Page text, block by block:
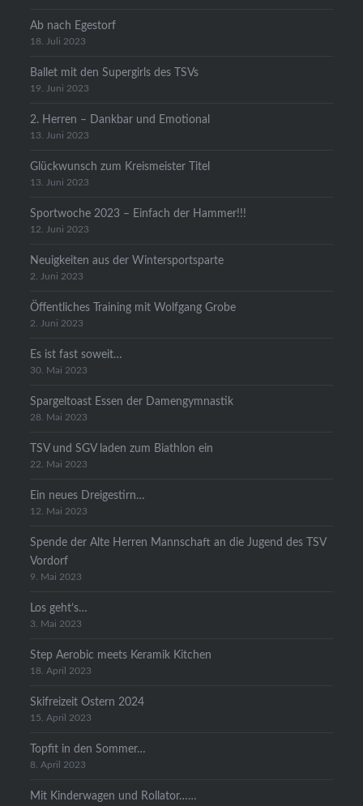
Ab nach Egestorf
18. Juli 2023
Ballet mit den Supergirls des TSVs
19. Juni 2023
2. Herren – Dankbar und Emotional
13. Juni 2023
Glückwunsch zum Kreismeister Titel
13. Juni 2023
Sportwoche 2023 – Einfach der Hammer!!!
12. Juni 2023
Neuigkeiten aus der Wintersportsparte
2. Juni 2023
Öffentliches Training mit Wolfgang Grobe
2. Juni 2023
Es ist fast soweit…
30. Mai 2023
Spargeltoast Essen der Damengymnastik
28. Mai 2023
TSV und SGV laden zum Biathlon ein
22. Mai 2023
Ein neues Dreigestirn…
12. Mai 2023
Spende der Alte Herren Mannschaft an die Jugend des TSV
Vordorf
9. Mai 2023
Los geht’s…
3. Mai 2023
Step Aerobic meets Keramik Kitchen
18. April 2023
Skifreizeit Ostern 2024
15. April 2023
Topfit in den Sommer…
8. April 2023
Mit Kinderwagen und Rollator……